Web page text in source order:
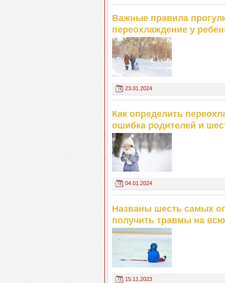
Важные правила
переохлаждение у
23.01.2024
Как определить
ошибка родителей и
04.01.2024
Названы шесть самых
получить травмы на
15.11.2023